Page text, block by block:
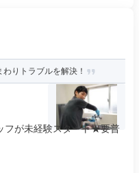
りトラブルを解決！
フが未経験スタート★要普